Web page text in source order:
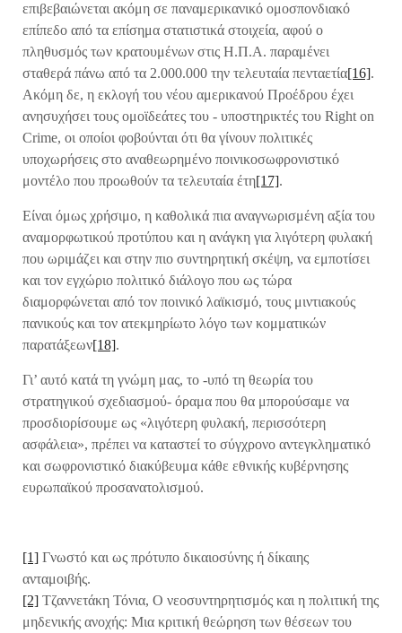
επιβεβαιώνεται ακόμη σε παναμερικανικό ομοσπονδιακό
επίπεδο από τα επίσημα στατιστικά στοιχεία, αφού ο
πληθυσμός των κρατουμένων στις Η.Π.Α. παραμένει
σταθερά πάνω από τα 2.000.000 την τελευταία πενταετία[16].
Ακόμη δε, η εκλογή του νέου αμερικανού Προέδρου έχει
ανησυχήσει τους ομοϊδεάτες του - υποστηρικτές του Right on
Crime, οι οποίοι φοβούνται ότι θα γίνουν πολιτικές
υποχωρήσεις στο αναθεωρημένο ποινικοσωφρονιστικό
μοντέλο που προωθούν τα τελευταία έτη[17].
Είναι όμως χρήσιμο, η καθολικά πια αναγνωρισμένη αξία του
αναμορφωτικού προτύπου και η ανάγκη για λιγότερη φυλακή
που ωριμάζει και στην πιο συντηρητική σκέψη, να εμποτίσει
και τον εγχώριο πολιτικό διάλογο που ως τώρα
διαμορφώνεται από τον ποινικό λαϊκισμό, τους μιντιακούς
πανικούς και τον ατεκμηρίωτο λόγο των κομματικών
παρατάξεων[18].
Γι’ αυτό κατά τη γνώμη μας, το -υπό τη θεωρία του
στρατηγικού σχεδιασμού- όραμα που θα μπορούσαμε να
προσδιορίσουμε ως «λιγότερη φυλακή, περισσότερη
ασφάλεια», πρέπει να καταστεί το σύγχρονο αντεγκληματικό
και σωφρονιστικό διακύβευμα κάθε εθνικής κυβέρνησης
ευρωπαϊκού προσανατολισμού.
[1] Γνωστό και ως πρότυπο δικαιοσύνης ή δίκαιης
ανταμοιβής.
[2] Τζαννετάκη Τόνια, Ο νεοσυντηρητισμός και η πολιτική της
μηδενικής ανοχής: Μια κριτική θεώρηση των θέσεων του